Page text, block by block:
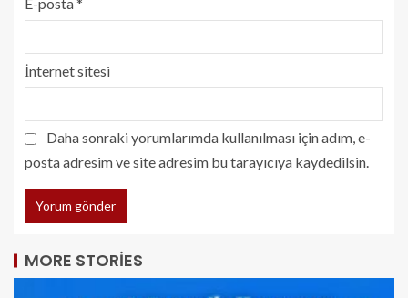
İnternet sitesi
Daha sonraki yorumlarımda kullanılması için adım, e-
posta adresim ve site adresim bu tarayıcıya kaydedilsin.
MORE STORIES